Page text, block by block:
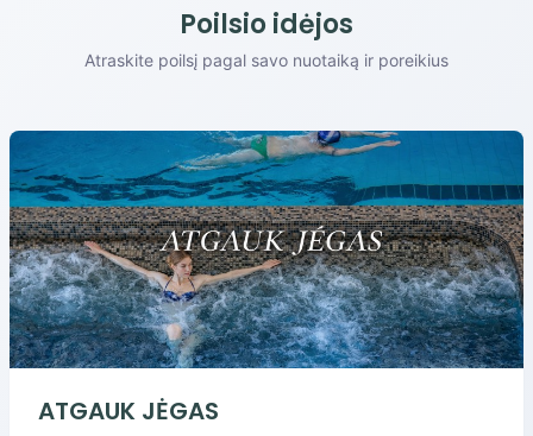
Poilsio idėjos
Atraskite poilsį pagal savo nuotaiką ir poreikius
ATGAUK JĖGAS